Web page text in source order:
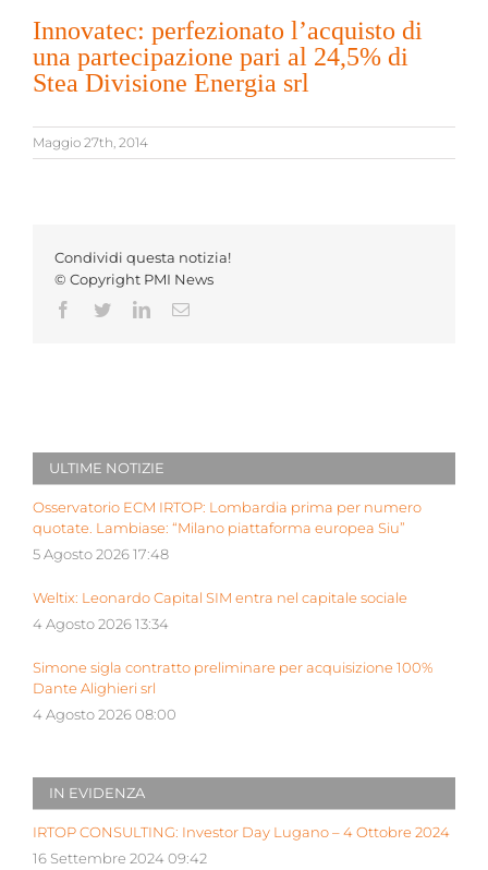
Innovatec: perfezionato l’acquisto di
una partecipazione pari al 24,5% di
Stea Divisione Energia srl
Maggio 27th, 2014
Condividi questa notizia!
© Copyright PMI News
Facebook
TwitterLinkedInEmail
ULTIME NOTIZIE
Osservatorio ECM IRTOP: Lombardia prima per numero
quotate. Lambiase: “Milano piattaforma europea Siu”
5 Agosto 2026 17:48
Weltix: Leonardo Capital SIM entra nel capitale sociale
4 Agosto 2026 13:34
Simone sigla contratto preliminare per acquisizione 100%
Dante Alighieri srl
4 Agosto 2026 08:00
IN EVIDENZA
IRTOP CONSULTING: Investor Day Lugano – 4 Ottobre 2024
16 Settembre 2024 09:42